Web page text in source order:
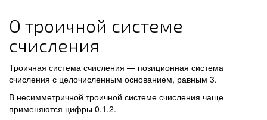
О троичной системе
счисления
Троичная система счисления — позиционная система
счисления с целочисленным основанием, равным 3.
В несимметричной троичной системе счисления чаще
применяются цифры 0,1,2.